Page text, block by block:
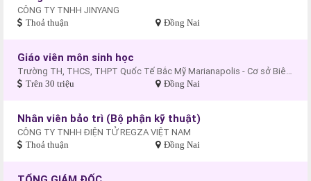
CÔNG TY TNHH JINYANG
Thoả thuận Đồng Nai
Giáo viên môn sinh học
Trường TH, THCS, THPT Quốc Tế Bắc Mỹ Marianapolis - Cơ sở Biên Hòa
Trên 30 triệu Đồng Nai
Nhân viên bảo trì (Bộ phận kỹ thuật)
CÔNG TY TNHH ĐIỆN TỬ REGZA VIỆT NAM
Thoả thuận Đồng Nai